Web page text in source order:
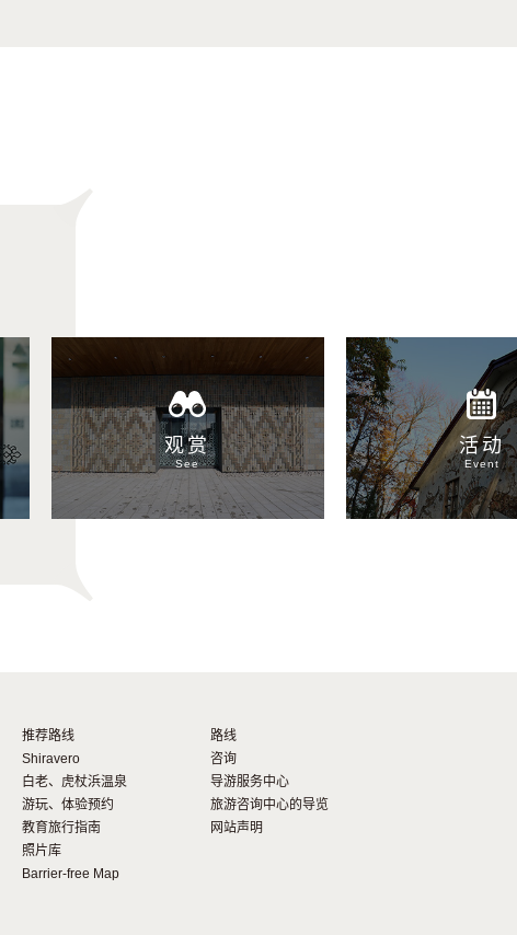
观赏
See
活动
Event
推荐路线
Shiravero
白老、虎杖浜温泉
游玩、体验预约
教育旅行指南
照片库
Barrier-free Map
路线
咨询
导游服务中心
旅游咨询中心的导览
网站声明